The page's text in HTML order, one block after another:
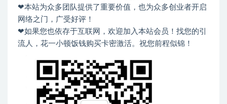
❤本站为众多团队提供了重要价值，也为众多创业者开启
网络之门，广受好评！
❤如果您也依存于互联网，欢迎加入本站会员！找您的引
流人，花一小顿饭钱购买卡密激活。祝您前程似锦！